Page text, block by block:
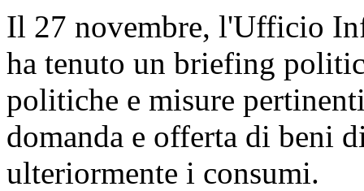
Il 27 novembre, l'Ufficio
ha tenuto un briefing
politiche e misure
domanda e offerta di beni
ulteriormente i consumi.